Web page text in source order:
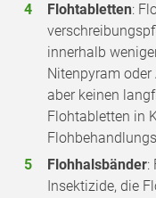
Flohtabletten:
innerhalb
Nitenpyram
aber keinen
Flohtabletten in
Flohhalsbänder:
Insektizide, die